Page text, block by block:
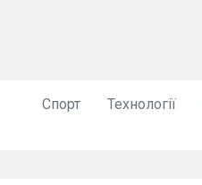
Спорт Технології